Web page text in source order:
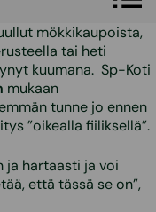
mökkikaupoista,
tai heti
kuumana. Sp-Koti
mukaan
tunne jo ennen
”oikealla fiiliksellä”.
ja hartaasti ja voi
että tässä se on”,